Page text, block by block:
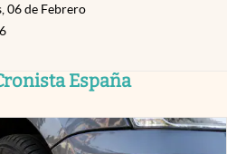
06 de Febrero
España